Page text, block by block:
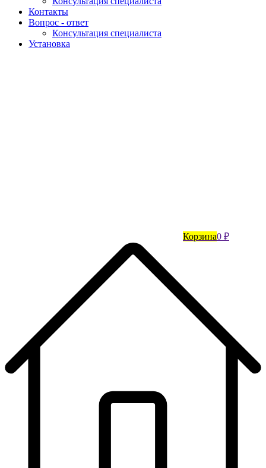
Контакты
Вопрос - ответ
Консультация специалиста
Установка
Корзина0 ₽